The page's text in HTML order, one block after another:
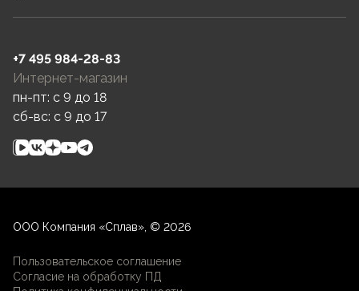
+7 495 984-28-83
Интернет-магазин
пн-пт: c 9 до 18
сб-вс: c 9 до 17
ООО Компания «Сплав», © 2026
Пользовательское соглашение
Согласие на обработку ПД